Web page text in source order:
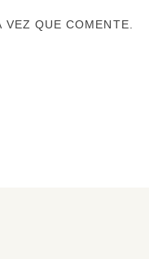
QUE COMENTE.